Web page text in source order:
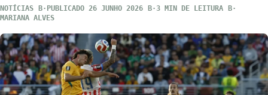
NOTÍCIAS PUBLICADO 26 JUNHO 2026
3 MIN DE LEITURA
MARIANA ALVES